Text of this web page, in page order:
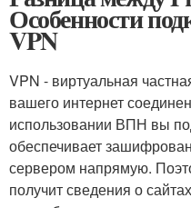
Особенности
VPN
VPN - виртуальная
вашего интернет
использовании ВПН вы
обеспечивает
сервером напрямую.
получит сведения о